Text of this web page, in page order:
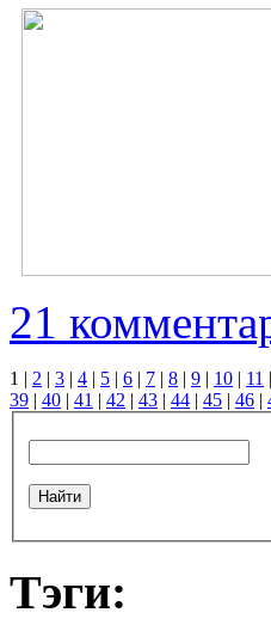
21
1 | 2 | 3 | 4 | 5 | 6 | 7 | 8 | 9 | 10 | 11 |
39 | 40 | 41 | 42 | 43 | 44 | 45 | 46 |
Тэги: